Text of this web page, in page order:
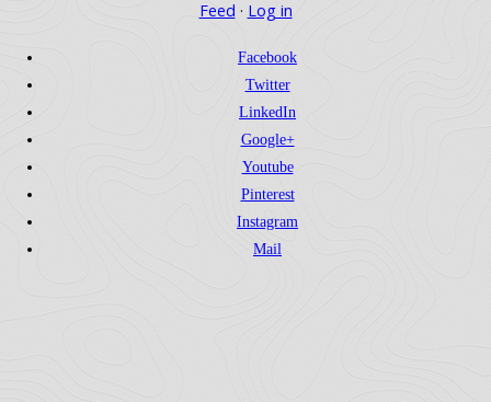
Feed · Log in
Facebook
Twitter
LinkedIn
Google+
Youtube
Pinterest
Instagram
Mail